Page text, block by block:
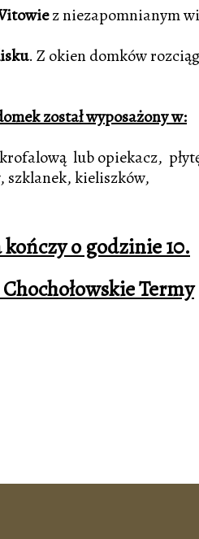
z niezapomnianym
. Z okien domków
został wyposażony w:
lub opiekacz,
szklanek, kieliszków,
o godzinie 10.
Termy